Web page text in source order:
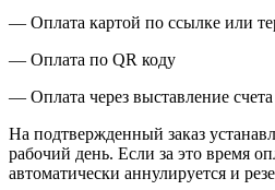
— Оплата картой по ссылке или
— Оплата по QR коду
— Оплата через выставление
На подтвержденный заказ
рабочий день. Если за это время
автоматически аннулируется и